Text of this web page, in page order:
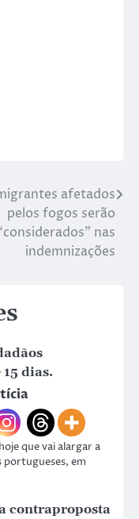
afetados
pelos fogos serão
nas
indemnizações
dias.
que vai alargar a
portugueses, em
contraproposta